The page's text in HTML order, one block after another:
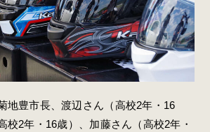
地豊市長、渡辺さん（高校2年・16
校2年・16歳）、加藤さん（高校2年・